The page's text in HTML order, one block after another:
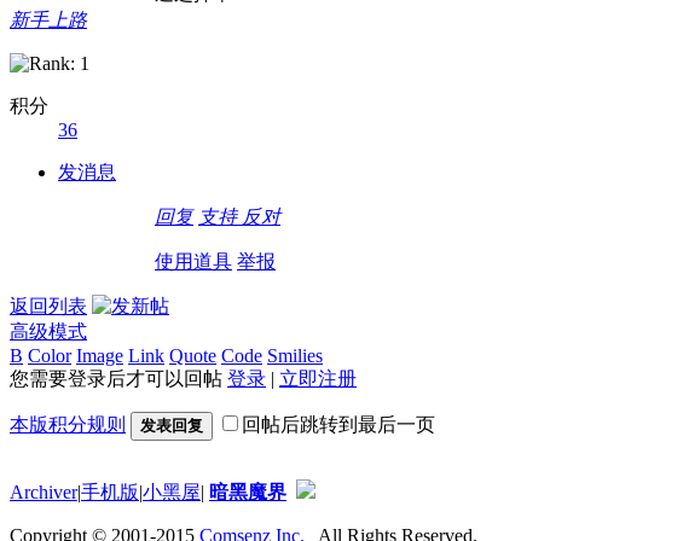
新手上路
积分
36
发消息
回复 支持 反对
使用道具 举报
返回列表
高级模式
B Color Image Link Quote Code Smilies
您需要登录后才可以回帖 登录 | 立即注册
本版积分规则 发表回复 回帖后跳转到最后一页
Archiver|手机版|小黑屋| 暗黑魔界
Copyright © 2001-2015 Comsenz Inc. All Rights Reserved.